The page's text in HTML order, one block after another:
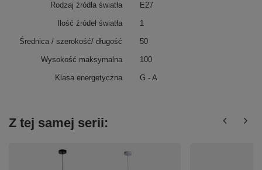
Rodzaj źródła światła E27
Ilość źródeł światła 1
Średnica / szerokość/ długość 50
Wysokość maksymalna 100
Klasa energetyczna G - A
Z tej samej serii: